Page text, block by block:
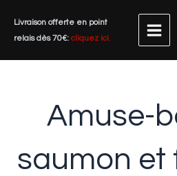
contenu
Livraison offerte en point
relais dès 70€: cliquez ici.
Amuse-
saumon et